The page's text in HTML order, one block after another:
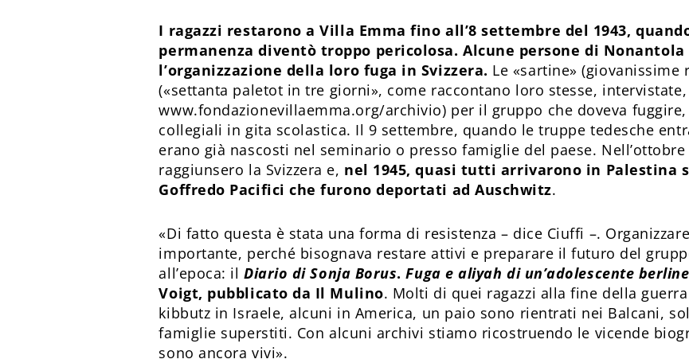
I ragazzi restarono a Villa Emma fino all’8 settembre del 1943,
permanenza diventò troppo pericolosa. Alcune persone di
l’organizzazione della loro fuga in Svizzera. Le «sartine» (giovanissime
(«settanta paletot in tre giorni», come raccontano loro stesse,
www.fondazionevillaemma.org/archivio) per il gruppo che doveva
collegiali in gita scolastica. Il 9 settembre, quando le truppe tedesche
erano già nascosti nel seminario o presso famiglie del paese.
raggiunsero la Svizzera e, nel 1945, quasi tutti arrivarono in Palestina
Goffredo Pacifici che furono deportati ad Auschwitz.
«Di fatto questa è stata una forma di resistenza – dice Ciuffi –.
importante, perché bisognava restare attivi e preparare il futuro del
all’epoca: ilDiario di Sonja Borus.Fuga e aliyah di un’adolescente
Voigt, pubblicato da Il Mulino. Molti di quei ragazzi alla fine della
kibbutz in Israele, alcuni in America, un paio sono rientrati nei Balcani,
famiglie superstiti. Con alcuni archivi stiamo ricostruendo le vicende
sono ancora vivi».